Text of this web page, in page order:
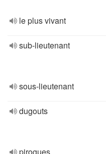
le plus vivant
sub-lieutenant
sous-lieutenant
dugouts